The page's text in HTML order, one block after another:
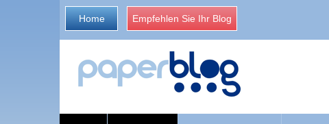
Home Empfehlen Sie Ihr Blog